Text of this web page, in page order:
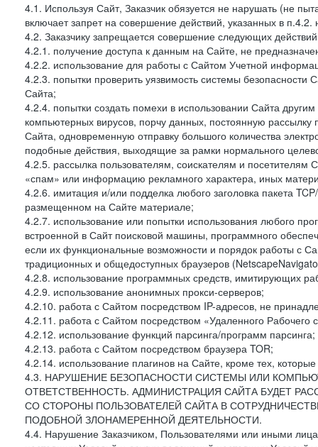
4.1. Используя Сайт, Заказчик обязуется не нарушать (не
включает запрет на совершение действий, указанных в
4.2. Заказчику запрещается совершение следующих
4.2.1. получение доступа к данным на Сайте, не
4.2.2. использование для работы с Сайтом Учетной
4.2.3. попытки проверить уязвимость системы
Сайта;
4.2.4. попытки создать помехи в использовании Сайта
компьютерных вирусов, порчу данных, постоянную
Сайта, одновременную отправку большого количества
подобные действия, выходящие за рамки нормального
4.2.5. рассылка пользователям, соискателям и
«спам» или информацию рекламного характера, иных
4.2.6. имитация и/или подделка любого заголовка пакета
размещенном на Сайте материале;
4.2.7. использование или попытки использования любого
встроенной в Сайт поисковой машины, программного
если их функциональные возможности и порядок работы с
традиционных и общедоступных браузеров
4.2.8. использование программных средств, имитирующих
4.2.9. использование анонимных прокси-серверов;
4.2.10. работа с Сайтом посредством IP-адресов, не
4.2.11. работа с Сайтом посредством «Удаленного Рабочего
4.2.12. использование функций парсинга/программ парсинга;
4.2.13. работа с Сайтом посредством браузера TOR;
4.2.14. использование плагинов на Сайте, кроме тех,
4.3. НАРУШЕНИЕ БЕЗОПАСНОСТИ СИСТЕМЫ ИЛИ
ОТВЕТСТВЕННОСТЬ. АДМИНИСТРАЦИЯ САЙТА БУДЕТ
СО СТОРОНЫ ПОЛЬЗОВАТЕЛЕЙ САЙТА В
ПОДОБНОЙ ЗЛОНАМЕРЕННОЙ ДЕЯТЕЛЬНОСТИ.
4.4. Нарушение Заказчиком, Пользователями или иными